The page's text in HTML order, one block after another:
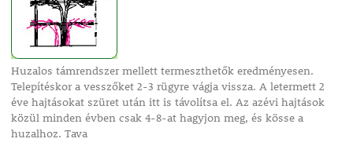
Huzalos támrendszer mellett termeszthetők eredményesen.
Telepítéskor a vesszőket 2-3 rügyre vágja vissza. A letermett 2
éve hajtásokat szüret után itt is távolítsa el. Az azévi hajtások
közül minden évben csak 4-8-at hagyjon meg, és kösse a
huzalhoz. Tava